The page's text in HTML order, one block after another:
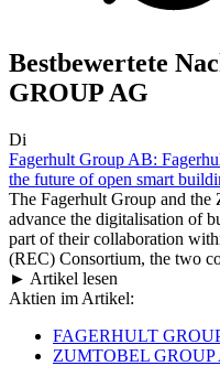
Bestbewertete
GROUP AG
Di
Fagerhult Group AB:
the future of open smart
The Fagerhult Group and
advance the digitalisation of
part of their collaboration
(REC) Consortium, the two
► Artikel lesen
Aktien im Artikel:
FAGERHULT
ZUMTOBEL GROUP